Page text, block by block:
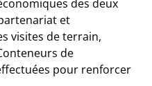
des deux
et
visites de terrain,
de
pour renforcer